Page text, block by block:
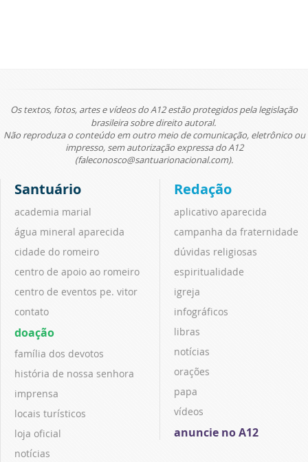
Os textos, fotos, artes e vídeos do A12 estão protegidos pela legislação
brasileira sobre direito autoral.
Não reproduza o conteúdo em outro meio de comunicação, eletrônico ou
impresso, sem autorização expressa do A12
(faleconosco@santuarionacional.com).
Santuário
academia marial
água mineral aparecida
cidade do romeiro
centro de apoio ao romeiro
centro de eventos pe. vitor
contato
doação
família dos devotos
história de nossa senhora
imprensa
locais turísticos
loja oficial
notícias
Redação
aplicativo aparecida
campanha da fraternidade
dúvidas religiosas
espiritualidade
igreja
infográficos
libras
notícias
orações
papa
vídeos
anuncie no A12